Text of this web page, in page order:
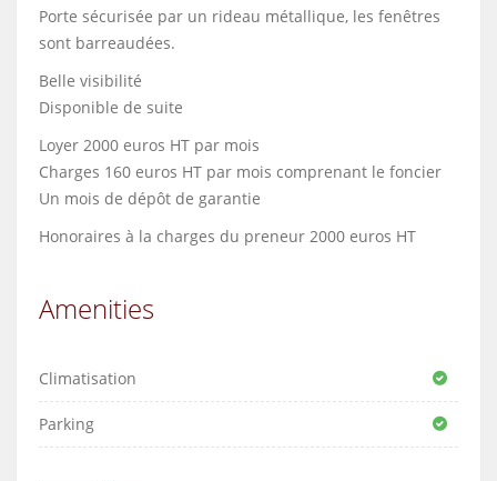
Porte sécurisée par un rideau métallique, les fenêtres
sont barreaudées.
Belle visibilité
Disponible de suite
Loyer 2000 euros HT par mois
Charges 160 euros HT par mois comprenant le foncier
Un mois de dépôt de garantie
Honoraires à la charges du preneur 2000 euros HT
Amenities
Climatisation
Parking